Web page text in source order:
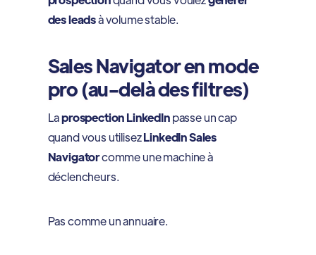
des leadsà volume stable.
Sales Navigator en mode
pro (au-delà des filtres)
Laprospection LinkedInpasse un cap
quand vous utilisezLinkedIn Sales
Navigatorcomme une machine à
déclencheurs.
Pas comme un annuaire.